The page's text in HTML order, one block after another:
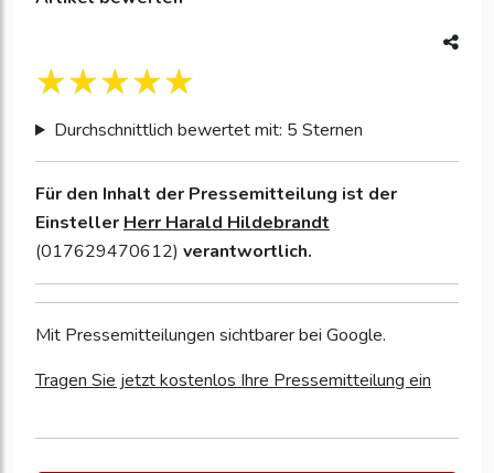
Durchschnittlich bewertet mit: 5 Sternen
Für den Inhalt der Pressemitteilung ist der
Einsteller Herr Harald Hildebrandt
(017629470612) verantwortlich.
Mit Pressemitteilungen sichtbarer bei Google.
Tragen Sie jetzt kostenlos Ihre Pressemitteilung ein